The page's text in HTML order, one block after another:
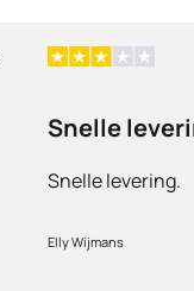
Snelle
Snelle levering.
Elly Wijmans